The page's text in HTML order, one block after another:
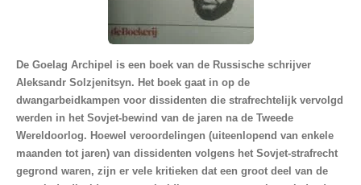
De Goelag Archipel is een boek van de Russische schrijver
Aleksandr Solzjenitsyn. Het boek gaat in op de
dwangarbeidkampen voor dissidenten die strafrechtelijk vervolgd
werden in het Sovjet-bewind van de jaren na de Tweede
Wereldoorlog. Hoewel veroordelingen (uiteenlopend van enkele
maanden tot jaren) van dissidenten volgens het Sovjet-strafrecht
gegrond waren, zijn er vele kritieken dat een groot deel van de